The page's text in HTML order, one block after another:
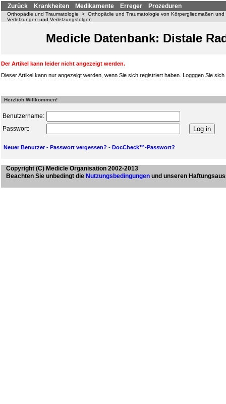
Zurück Krankheiten Medikamente Erreger Prozeduren
Orthopädie und Traumatologie > Orthopädie und Traumatologie von Körpergliedmaßen und
Verletzungen und Verletzungsfolgen
Medicle Datenbank: Distale
Der Artikel kann leider nicht angezeigt werden.
Dieser Artikel kann nur angezeigt werden, wenn Sie sich registriert haben. Logggen Sie
Herzlich Willkommen!
Benutzername:
Passwort:
Neuer Benutzer- Passwort vergessen? - DocCheck™-Passwort?
Copyright (C) Medicle Organisation 2002-2013
Beachten Sie unbedingt die Nutzungsbedingungen und unseren